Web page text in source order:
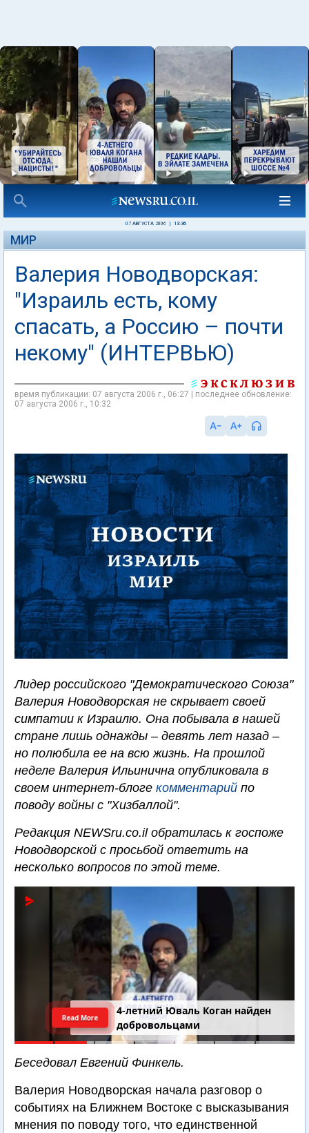
07 АВГУСТА 2006 13:36
МИР
Валерия Новодворская:
"Израиль есть, кому
спасать, а Россию – почти
некому" (ИНТЕРВЬЮ)
время публикации: 07 августа 2006 г., 06:27 | последнее обновление:
07 августа 2006 г., 10:32
Лидер российского "Демократического Союза"
Валерия Новодворская не скрывает своей
симпатии к Израилю. Она побывала в нашей
стране лишь однажды – девять лет назад –
но полюбила ее на всю жизнь. На прошлой
неделе Валерия Ильинична опубликовала в
своем интернет-блоге комментарий по
поводу войны с "Хизбаллой".
Редакция NEWSru.co.il обратилась к госпоже
Новодворской с просьбой ответить на
несколько вопросов по этой теме.
4-летний Юваль Коган найден
добровольцами
Read More
Беседовал Евгений Финкель.
Валерия Новодворская начала разговор о
событиях на Ближнем Востоке с высказывания
мнения по поводу того, что единственной